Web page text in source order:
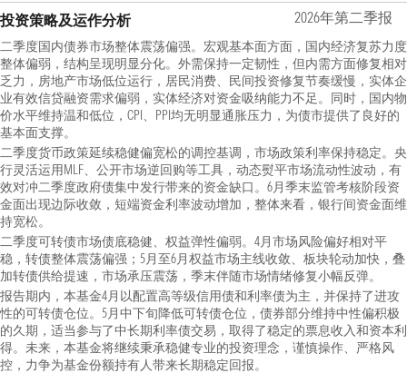
投资策略及运作分析 2026年第二季报
二季度国内债券市场整体震荡偏强。宏观基本面方面，国内经济复苏力度
整体偏弱，结构呈现明显分化。外需保持一定韧性，但内需方面修复相对
乏力，房地产市场低位运行，居民消费、民间投资修复节奏缓慢，实体企
业有效信贷融资需求偏弱，实体经济对资金吸纳能力不足。同时，国内物
价水平维持温和低位，CPI、PPI均无明显通胀压力，为债市提供了良好的
基本面支撑。
二季度货币政策延续稳健偏宽松的调控基调，市场政策利率保持稳定。央
行灵活运用MLF、公开市场逆回购等工具，动态熨平市场流动性波动，有
效对冲二季度政府债集中发行带来的资金缺口。6月季末监管考核阶段资
金面出现边际收敛，短端资金利率波动增加，整体来看，银行间资金面维
持宽松。
二季度可转债市场债底稳健、权益弹性偏弱。4月市场风险偏好相对平
稳，转债整体震荡偏强；5月至6月权益市场主线收敛、板块轮动加快，叠
加转债供给提速，市场承压震荡，季末伴随市场情绪修复小幅反弹。
报告期内，本基金4月以配置高等级信用债和利率债为主，并保持了进攻
性的可转债仓位。5月中下旬降低可转债仓位，债券部分维持中性偏积极
的久期，适当参与了中长期利率债交易，取得了稳定的票息收入和资本利
得。未来，本基金将继续秉承稳健专业的投资理念，谨慎操作、严格风
控，力争为基金份额持有人带来长期稳定回报。